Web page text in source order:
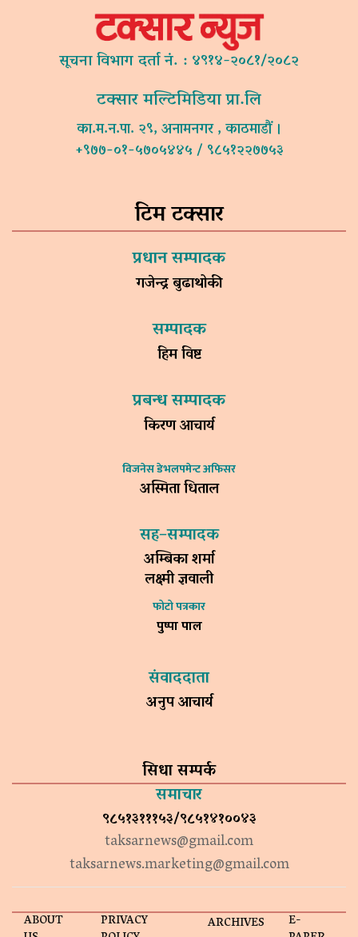
सूचना विभाग दर्ता नं. : ४९१४-२०८१/२०८२
टक्सार मल्टिमिडिया प्रा.लि
का.म.न.पा. २९, अनामनगर , काठमाडौं ।
+९७७-०१-५७०५४४५ / ९८५१२२७७५३
टिम टक्सार
प्रधान सम्पादक
गजेन्द्र बुढाथोकी
सम्पादक
हिम विष्ट
प्रबन्ध सम्पादक
किरण आचार्य
विजनेस डेभलपमेन्ट अफिसर
अस्मिता धिताल
सह–सम्पादक
अम्बिका शर्मा
लक्ष्मी ज्ञवाली
फोटो पत्रकार
पुष्पा पाल
संवाददाता
अनुप आचार्य
सिधा सम्पर्क
समाचार
९८५१३१११५३/९८५१४१००४३
taksarnews@gmail.com
taksarnews.marketing@gmail.com
ABOUT PRIVACY ARCHIVES E-